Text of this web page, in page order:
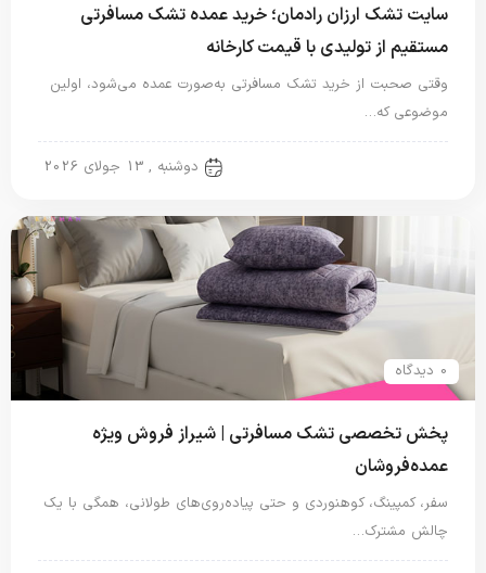
سایت تشک ارزان رادمان؛ خرید عمده تشک مسافرتی
مستقیم از تولیدی با قیمت کارخانه
وقتی صحبت از خرید تشک مسافرتی به‌صورت عمده می‌شود، اولین
موضوعی که…
دوشنبه , 13 جولای 2026
0 دیدگاه
پخش تخصصی تشک مسافرتی | شیراز فروش ویژه
عمده‌فروشان
سفر، کمپینگ، کوهنوردی و حتی پیاده‌روی‌های طولانی، همگی با یک
چالش مشترک…